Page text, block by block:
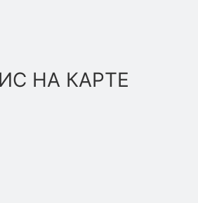
НА КАРТЕ